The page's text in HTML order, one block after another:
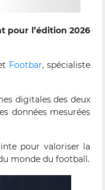
pour l’édition 2026
Footbar, spécialiste
digitales des deux
données mesurées
pour valoriser la
monde du football.